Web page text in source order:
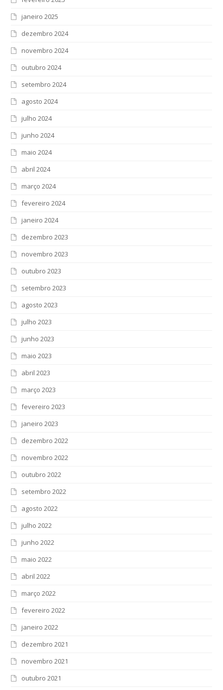
janeiro 2025
dezembro 2024
novembro 2024
outubro 2024
setembro 2024
agosto 2024
julho 2024
junho 2024
maio 2024
abril 2024
março 2024
fevereiro 2024
janeiro 2024
dezembro 2023
novembro 2023
outubro 2023
setembro 2023
agosto 2023
julho 2023
junho 2023
maio 2023
abril 2023
março 2023
fevereiro 2023
janeiro 2023
dezembro 2022
novembro 2022
outubro 2022
setembro 2022
agosto 2022
julho 2022
junho 2022
maio 2022
abril 2022
março 2022
fevereiro 2022
janeiro 2022
dezembro 2021
novembro 2021
outubro 2021